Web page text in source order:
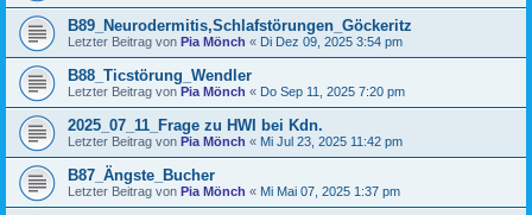
B89_Neurodermitis,Schlafstörungen_Göckeritz
Letzter Beitrag von Pia Mönch « Di Dez 09, 2025 3:54 pm
B88_Ticstörung_Wendler
Letzter Beitrag von Pia Mönch « Do Sep 11, 2025 7:20 pm
2025_07_11_Frage zu HWI bei Kdn.
Letzter Beitrag von Pia Mönch « Mi Jul 23, 2025 11:42 pm
B87_Ängste_Bucher
Letzter Beitrag von Pia Mönch « Mi Mai 07, 2025 1:37 pm